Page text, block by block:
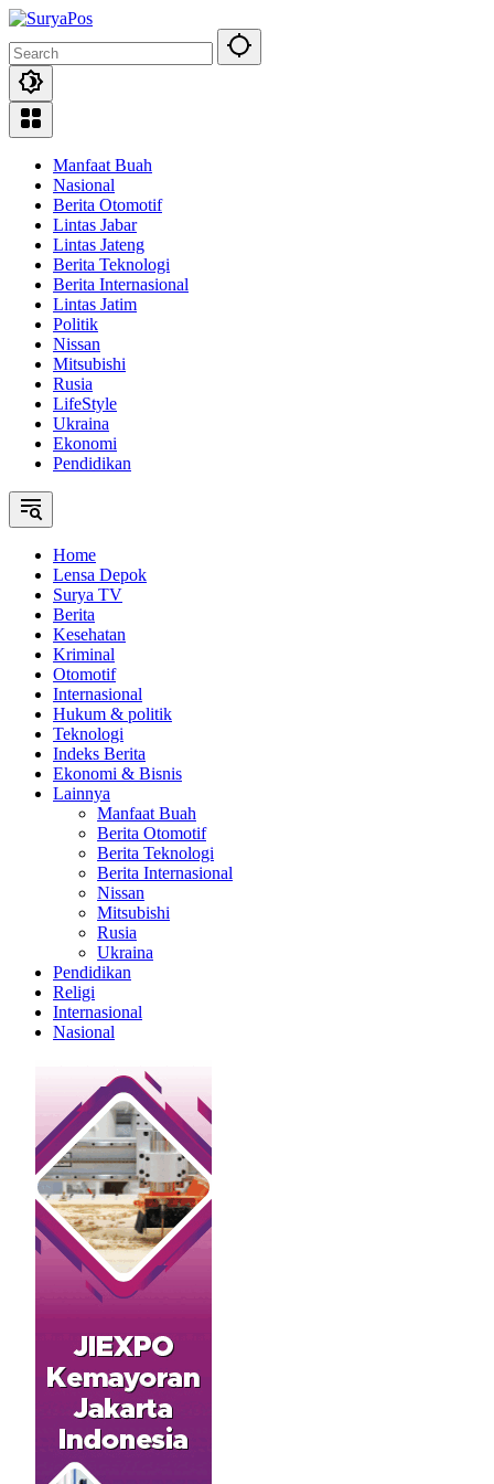
Skip
content
Manfaat Buah
Nasional
Berita Otomotif
Lintas Jabar
Lintas Jateng
Berita Teknologi
Berita Internasional
Lintas Jatim
Politik
Nissan
Mitsubishi
Rusia
LifeStyle
Ukraina
Ekonomi
Pendidikan
Home
Lensa Depok
Surya TV
Berita
Kesehatan
Kriminal
Otomotif
Internasional
Hukum & politik
Teknologi
Indeks Berita
Ekonomi & Bisnis
Lainnya
Manfaat Buah
Berita Otomotif
Berita Teknologi
Berita Internasional
Nissan
Mitsubishi
Rusia
Ukraina
Pendidikan
Religi
Internasional
Nasional